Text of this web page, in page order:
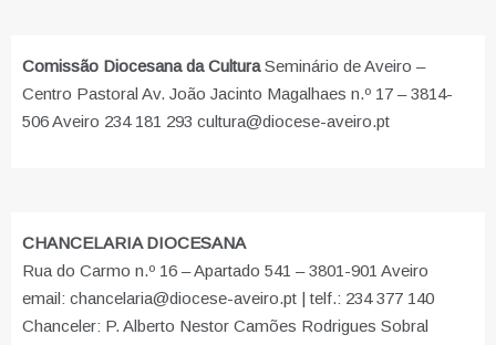
Comissão Diocesana da CulturaSeminário de Aveiro –
Centro Pastoral Av. João Jacinto Magalhaes n.º 17 – 3814-
506 Aveiro 234 181 293 cultura@diocese-aveiro.pt
CHANCELARIA DIOCESANA
Rua do Carmo n.º 16 – Apartado 541 – 3801-901 Aveiro
email: chancelaria@diocese-aveiro.pt | telf.: 234 377 140
Chanceler: P. Alberto Nestor Camões Rodrigues Sobral